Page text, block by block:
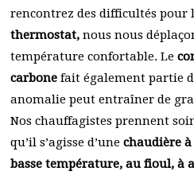
rencontrez des difficultés pour
thermostat, nous nous
température confortable. Le
carbone fait également partie
anomalie peut entraîner de
Nos chauffagistes prennent
qu’il s’agisse d’une chaudière
basse température, au fioul, à